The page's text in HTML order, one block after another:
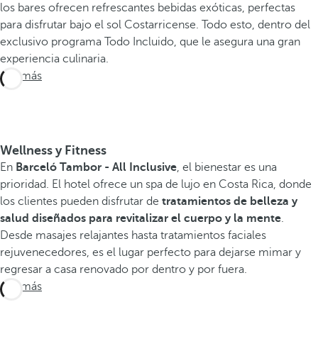
los bares ofrecen refrescantes bebidas exóticas, perfectas
para disfrutar bajo el sol Costarricense. Todo esto, dentro del
exclusivo programa Todo Incluido, que le asegura una gran
experiencia culinaria.
Ver más
Wellness y Fitness
En Barceló Tambor - All Inclusive, el bienestar es una
prioridad. El hotel ofrece un spa de lujo en Costa Rica, donde
los clientes pueden disfrutar de tratamientos de belleza y
salud diseñados para revitalizar el cuerpo y la mente.
Desde masajes relajantes hasta tratamientos faciales
rejuvenecedores, es el lugar perfecto para dejarse mimar y
regresar a casa renovado por dentro y por fuera.
Ver más